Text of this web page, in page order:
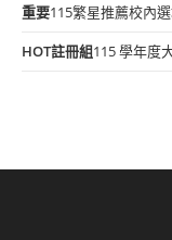
重要115繁星推薦校內
HOT註冊組115 學年度